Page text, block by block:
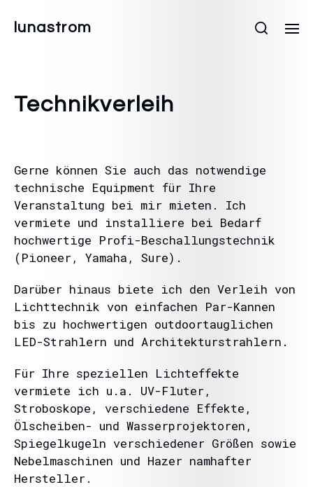
lunastrom
Technikverleih
Gerne können Sie auch das notwendige
technische Equipment für Ihre
Veranstaltung bei mir mieten. Ich
vermiete und installiere bei Bedarf
hochwertige Profi-Beschallungstechnik
(Pioneer, Yamaha, Sure).
Darüber hinaus biete ich den Verleih von
Lichttechnik von einfachen Par-Kannen
bis zu hochwertigen outdoortauglichen
LED-Strahlern und Architekturstrahlern.
Für Ihre speziellen Lichteffekte
vermiete ich u.a. UV-Fluter,
Stroboskope, verschiedene Effekte,
Ölscheiben- und Wasserprojektoren,
Spiegelkugeln verschiedener Größen sowie
Nebelmaschinen und Hazer namhafter
Hersteller.